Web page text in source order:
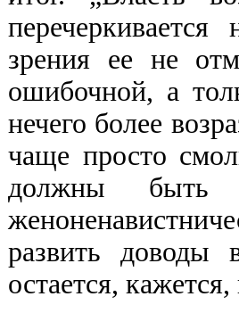
зрения ее не
ошибочной, а
нечего более
чаще просто
должны быть
развить
остается,